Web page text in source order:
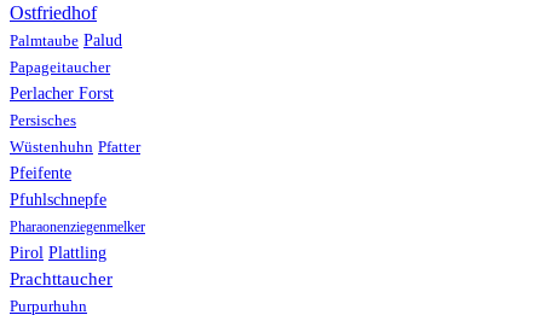
Ostfriedhof
Palmtaube Palud
Papageitaucher
Perlacher Forst
Persisches
Wüstenhuhn Pfatter
Pfeifente
Pfuhlschnepfe
Pharaonenziegenmelker
Pirol Plattling
Prachttaucher
Purpurhuhn